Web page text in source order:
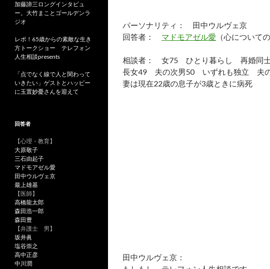
パーソナリティ： 田中ウルヴェ京
回答者： マドモアゼル愛 （心について
相談者： 女75 ひとり暮らし 再婚同
長女49 夫の次男50 いずれも独立 夫の
妻は現在22歳の息子が3歳ときに病死
田中ウルヴェ京：
加藤諦三ロングインタビュ
ー。大竹まことゴールデンラ
ジオ
レポ！65歳からの素敵な生き
方トークショー テレフォン
人生相談presents
「点でなく線で人と関わって
いきたい」ゲストとハッピー
に玉置妙憂さんを迎えて
回答者
【心理・教育】
大原敬子
三石由起子
マドモアゼル愛
田中ウルヴェ京
最上雄基
【医師】
高橋龍太郎
森田浩一郎
森田豊
【弁護士 男】
坂井眞
塩谷崇之
高中正彦
中川潤